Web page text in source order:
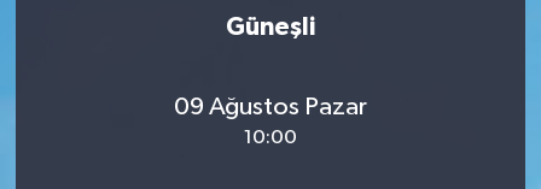
Güneşli
09 Ağustos Pazar
10:00